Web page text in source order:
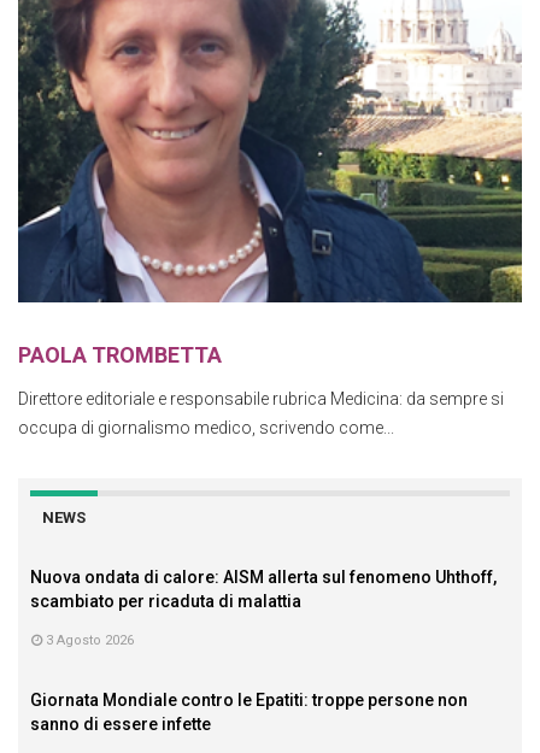
PAOLA TROMBETTA
Direttore editoriale e responsabile rubrica Medicina: da sempre si
occupa di giornalismo medico, scrivendo come...
NEWS
Nuova ondata di calore: AISM allerta sul fenomeno Uhthoff,
scambiato per ricaduta di malattia
3 Agosto 2026
Giornata Mondiale contro le Epatiti: troppe persone non
sanno di essere infette